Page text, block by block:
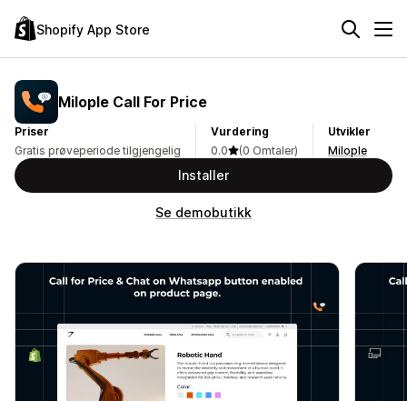
Shopify App Store
Milople Call For Price
Priser
Gratis prøveperiode tilgjengelig
Vurdering
0.0
(0 Omtaler)
Utvikler
Milople
Installer
Se demobutikk